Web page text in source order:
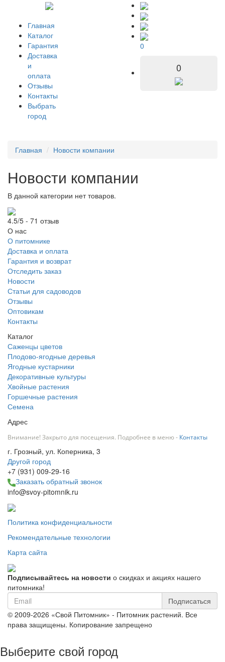
Главная
Каталог
Гарантия
Доставка
и
оплата
Отзывы
Контакты
Выбрать
город
0
0
Главная Новости компании
Новости компании
В данной категории нет товаров.
4.5/5 - 71 отзыв
О нас
О питомнике
Доставка и оплата
Гарантия и возврат
Отследить заказ
Новости
Статьи для садоводов
Отзывы
Оптовикам
Контакты
Каталог
Саженцы цветов
Плодово-ягодные деревья
Ягодные кустарники
Декоративные культуры
Хвойные растения
Горшечные растения
Семена
Адрес
Внимание! Закрыто для посещения. Подробнее в меню - Контакты
г. Грозный, ул. Коперника, 3
Другой город
+7 (931) 009-29-16
Заказать обратный звонок
info@svoy-pitomnik.ru
Политика конфиденциальности
Рекомендательные технологии
Карта сайта
Подписывайтесь на новости о скидках и акциях нашего
питомника!
Подписаться
© 2009-2026 «Свой Питомник» - Питомник растений. Все
права защищены. Копирование запрещено
Выберите свой город